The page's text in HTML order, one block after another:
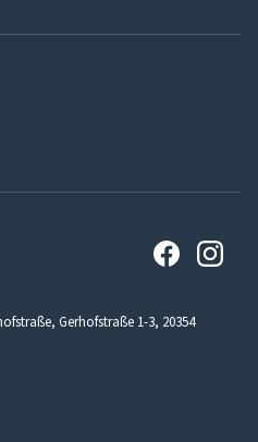
Gerhofstraße 1-3, 20354